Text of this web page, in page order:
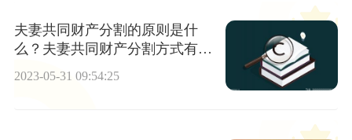
夫妻共同财产分割的原则是什
么？夫妻共同财产分割方式有哪
2023-05-31 09:54:25